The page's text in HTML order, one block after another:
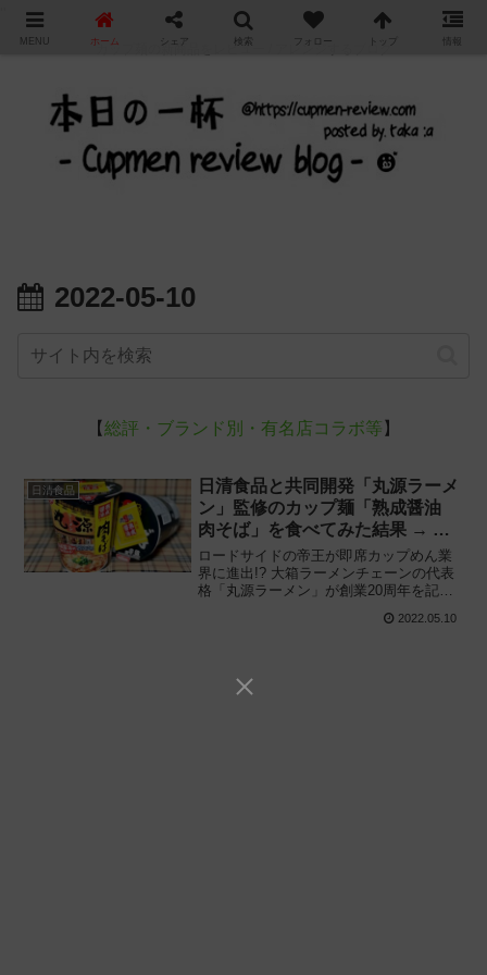
カップ麺の新商品をレビュー / アレンジするブログ
2022-05-10
【総評・ブランド別・有名店コラボ等 】
日清食品
日清食品と共同開発「丸源ラーメ
ン」監修のカップ麺「熟成醤油
肉そば」を食べてみた結果 → 再
現度は‥‥
ロードサイドの帝王が即席カップめん業
界に進出!? 大箱ラーメンチェーンの代表
格「丸源ラーメン」が創業20周年を記念
「丸源ラーメン 熟成醤油 肉そば」を食べ
2022.05.10
MENU ホーム シェア 検索 フォロー トップ 情報